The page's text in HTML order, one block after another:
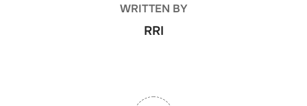
WRITTEN BY
RRI